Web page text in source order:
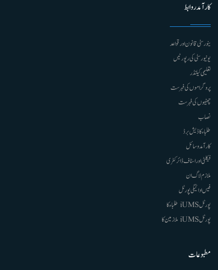
کارآمد روابط
ینورسٹی قانون اور قواعد
یونیورسٹی کی رپورٹیں
تعلیمی کیلنڈر
پروگراموں کی فہرست
چھٹیوں کی فہرست
نصاب
طلباء کا ڈیش برڈ
کارآمد وسائل
فیکلٹی اور اسٹاف ڈائرکٹری
ملازم لاگ ان
فیس ادائیگی پورٹل
پورٹل iUMS طلباء کا
پورٹل iUMS ملازمین کا
مطبوعات